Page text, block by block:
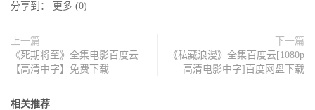
分享到： 更多 (0)
上一篇
《死期将至》全集电影百度云
【高清中字】免费下载
下一篇
《私藏浪漫》全集百度云[1080p
高清电影中字]百度网盘下载
相关推荐